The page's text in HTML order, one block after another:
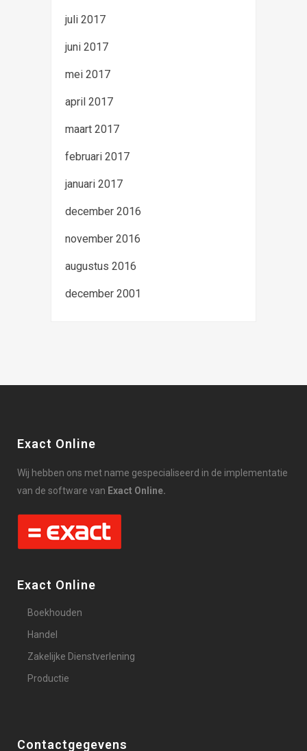
juli 2017
juni 2017
mei 2017
april 2017
maart 2017
februari 2017
januari 2017
december 2016
november 2016
augustus 2016
december 2001
Exact Online
Wij hebben ons met name gespecialiseerd in de implementatie
van de software van Exact Online.
Exact Online
Boekhouden
Handel
Zakelijke Dienstverlening
Productie
Contactgegevens